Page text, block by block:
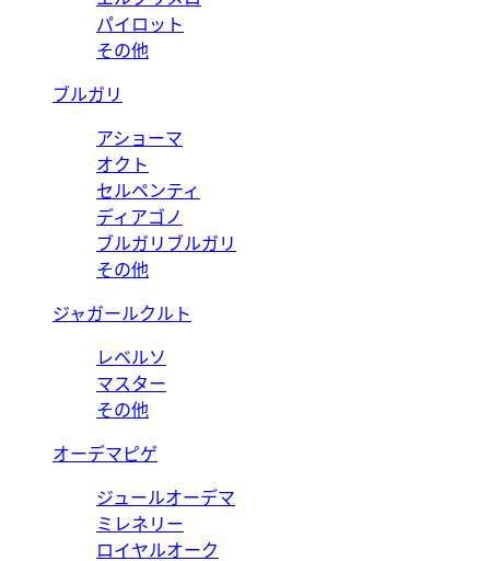
パイロット
その他
ブルガリ
アショーマ
オクト
セルペンティ
ディアゴノ
ブルガリブルガリ
その他
ジャガールクルト
レベルソ
マスター
その他
オーデマピゲ
ジュールオーデマ
ミレネリー
ロイヤルオーク